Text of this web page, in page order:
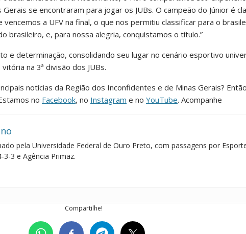
se encontraram para jogar os JUBs. O campeão do Júnior é
a UFV na final, o que nos permitiu classificar para o
brasileiro, e, para nossa alegria, conquistamos o título.”
e determinação, consolidando seu lugar no cenário esportivo
na 3ª divisão dos JUBs.
notícias da Região dos Inconfidentes e de Minas Gerais?
no Facebook, no Instagram e no YouTube. Acompanhe
pela Universidade Federal de Ouro Preto, com passagens por
3-3 e Agência Primaz.
Compartilhe!